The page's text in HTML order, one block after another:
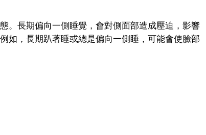
長期偏向一側睡覺，會對側面部造成壓迫，影響
如，長期趴著睡或總是偏向一側睡，可能會使臉部